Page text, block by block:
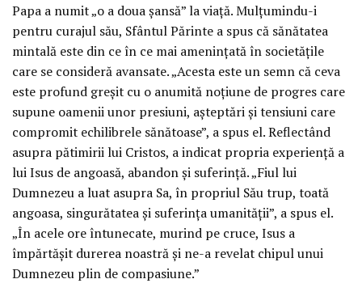
Papa a numit „o a doua șansă” la viață. Mulțumindu-i
pentru curajul său, Sfântul Părinte a spus că sănătatea
mintală este din ce în ce mai amenințată în societățile
care se consideră avansate. „Acesta este un semn că ceva
este profund greșit cu o anumită noțiune de progres care
supune oamenii unor presiuni, așteptări și tensiuni care
compromit echilibrele sănătoase”, a spus el. Reflectând
asupra pătimirii lui Cristos, a indicat propria experiență a
lui Isus de angoasă, abandon și suferință. „Fiul lui
Dumnezeu a luat asupra Sa, în propriul Său trup, toată
angoasa, singurătatea și suferința umanității”, a spus el.
„În acele ore întunecate, murind pe cruce, Isus a
împărtășit durerea noastră și ne-a revelat chipul unui
Dumnezeu plin de compasiune.”